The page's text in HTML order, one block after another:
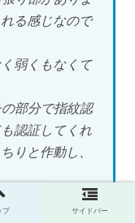
る感じなので
弱くもなくて
部分で指紋認
認証してくれ
りと作動し、
す。
プ サイドバー